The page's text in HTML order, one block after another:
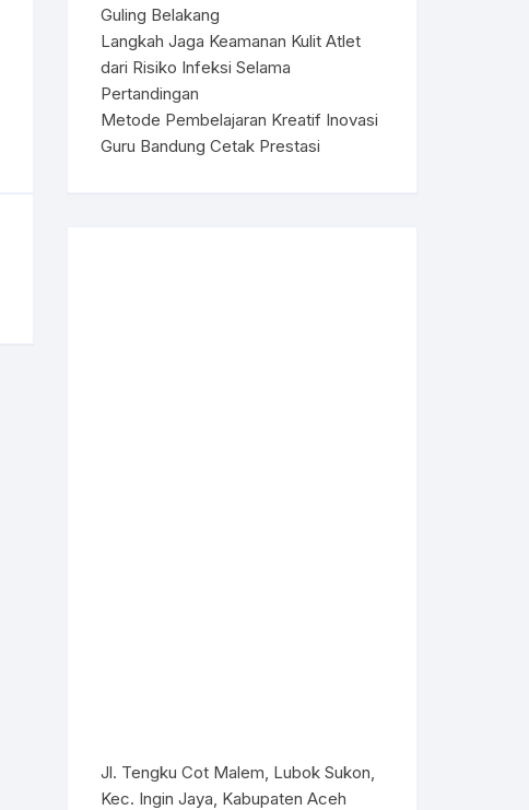
Guling Belakang
Langkah Jaga Keamanan Kulit Atlet
dari Risiko Infeksi Selama
Pertandingan
Metode Pembelajaran Kreatif Inovasi
Guru Bandung Cetak Prestasi
Jl. Tengku Cot Malem, Lubok Sukon,
Kec. Ingin Jaya, Kabupaten Aceh